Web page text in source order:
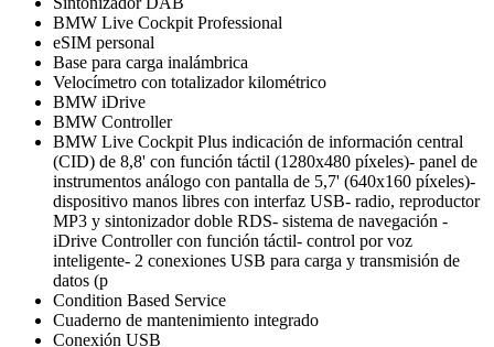
BMW Live Cockpit Professional
eSIM personal
Base para carga inalámbrica
Velocímetro con totalizador kilométrico
BMW iDrive
BMW Controller
BMW Live Cockpit Plus indicación de información central
(CID) de 8,8' con función táctil (1280x480 píxeles)- panel de
instrumentos análogo con pantalla de 5,7' (640x160 píxeles)-
dispositivo manos libres con interfaz USB- radio, reproductor
MP3 y sintonizador doble RDS- sistema de navegación -
iDrive Controller con función táctil- control por voz
inteligente- 2 conexiones USB para carga y transmisión de
datos (p
Condition Based Service
Cuaderno de mantenimiento integrado
Conexión USB